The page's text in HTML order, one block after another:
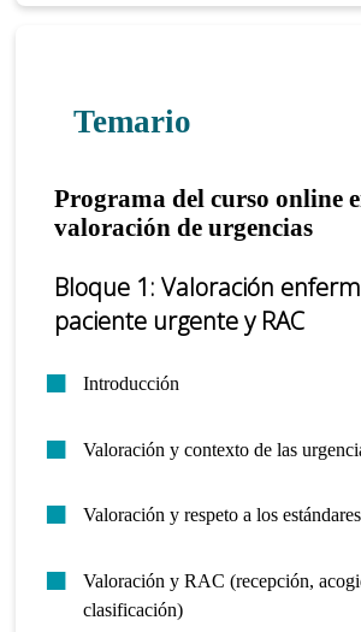
Temario
Programa del curso online
valoración de urgencias
Bloque 1: Valoración
paciente urgente y RAC
Introducción
Valoración y contexto de las
Valoración y respeto a los estándares
Valoración y RAC (recepción,
clasificación)